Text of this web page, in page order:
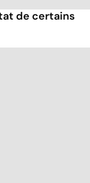
de certains